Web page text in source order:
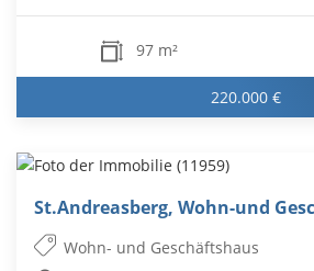
97 m²
220.000 €
St.Andreasberg, Wohn-und
Wohn- und Geschäftshaus